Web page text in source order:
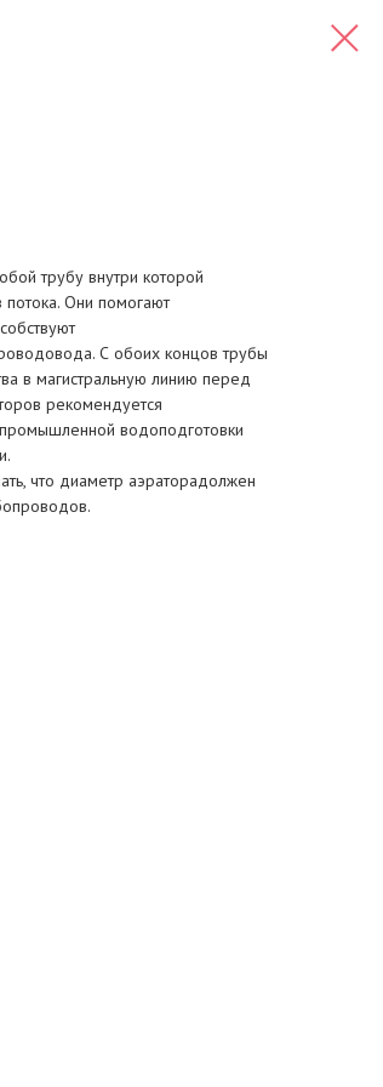
трубу внутри которой
Они помогают
С обоих концов трубы
в магистральную линию перед
рекомендуется
водоподготовки
что диаметр аэраторадолжен